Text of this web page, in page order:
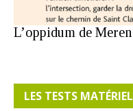
L’oppidum de Meren
LES TESTS MATÉRIEL